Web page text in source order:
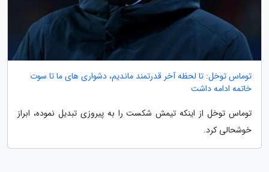
توماس توخل: تا لحظه آخر قدرتمند ماندیم، دشواری های ما تا سوت
خاتمه ادامه داشت
توماس توخل از اینکه تیمش شکست را به پیروزی تبدیل نموده، ابراز
خوشحالی کرد.